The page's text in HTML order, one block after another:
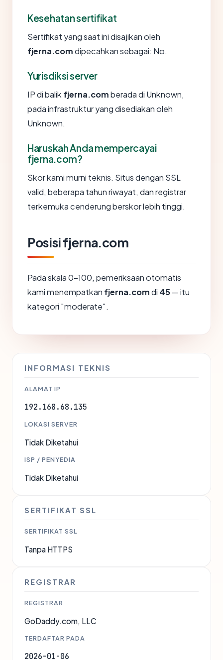
Kesehatan sertifikat
Sertifikat yang saat ini disajikan oleh
fjerna.comdipecahkan sebagai: No.
Yurisdiksi server
IP di balik fjerna.comberada di Unknown,
pada infrastruktur yang disediakan oleh
Unknown.
Haruskah Anda mempercayai
fjerna.com?
Skor kami murni teknis. Situs dengan SSL
valid, beberapa tahun riwayat, dan registrar
terkemuka cenderung berskor lebih tinggi.
Posisi fjerna.com
Pada skala 0-100, pemeriksaan otomatis
kami menempatkan fjerna.comdi 45— itu
kategori "moderate".
INFORMASI TEKNIS
ALAMAT IP
192.168.68.135
LOKASI SERVER
Tidak Diketahui
ISP / PENYEDIA
Tidak Diketahui
SERTIFIKAT SSL
SERTIFIKAT SSL
Tanpa HTTPS
REGISTRAR
REGISTRAR
GoDaddy.com, LLC
TERDAFTAR PADA
2026-01-06